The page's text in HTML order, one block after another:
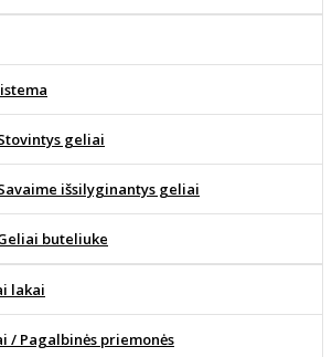
geliai
išsilyginantys geliai
buteliuke
lakai
/ Pagalbinės priemonės